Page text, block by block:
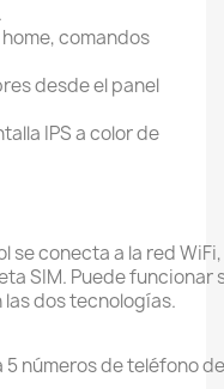
comandos
desde el panel
IPS a color de
se conecta a la red WiFi,
SIM. Puede funcionar
las dos tecnologías.
5 números de teléfono de